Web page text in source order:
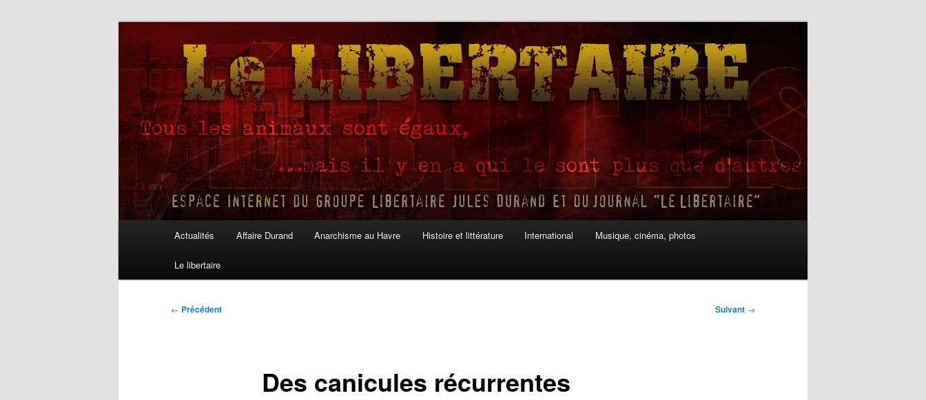
Le Libertaire
Actualités Affaire Durand Anarchisme au Havre Histoire et littérature International Musique, cinéma, photos
Le libertaire
Navigation
← Précédent Suivant →
Des canicules récurrentes